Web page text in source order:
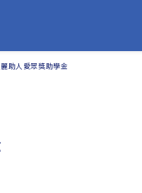
助人愛眾獎助學金